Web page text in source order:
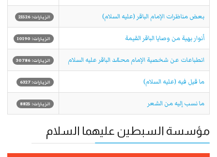
بعض مناظرات الإمام الباقر (عليه السلام) الزيارات: 21526
أنوار بهية من وصايا الباقر القيمة الزيارات: 10190
انطباعات عن شخصية الإمام محمّد الباقر علیه السلام الزيارات: 30786
ما قيل فيه (عليه السلام) الزيارات: 6327
ما نسب إليه من الشعر الزيارات: 8825
مؤسسة السبطين عليهما السلام